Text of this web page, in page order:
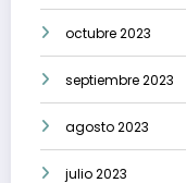
octubre 2023
septiembre 2023
agosto 2023
julio 2023